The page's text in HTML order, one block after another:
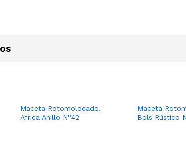
Maceta Rotomoldeado.
Africa Anillo N°42
Maceta
Bols Rústico